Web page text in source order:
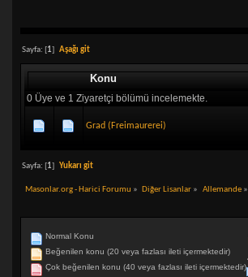
Sayfa: [1] Aşağı git
Konu
0 Üye ve 1 Ziyaretçi bölümü incelemekte.
Grad (Freimaurerei)
Sayfa: [1] Yukarı git
Masonlar.org - Harici Forumu » Diğer Lisanlar » Allemande»
Normal Konu
Beğenilen konu (20 veya fazlası ileti içermektedir)
Çok beğenilen konu (40 veya fazlası ileti içermektedir)